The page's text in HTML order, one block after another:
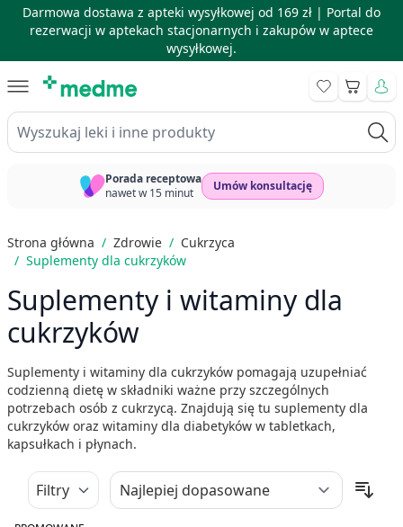
Darmowa dostawa z apteki wysyłkowej od 169 zł | Portal do
rezerwacji w aptekach stacjonarnych i zakupów w aptece
wysyłkowej.
Wyszukaj leki i inne produkty
Koszyk
Porada receptowa
nawet w 15 minut
Umów konsultację
Strona główna / Zdrowie / Cukrzyca
/ Suplementy dla cukrzyków
Suplementy i witaminy dla
cukrzyków
Suplementy i witaminy dla cukrzyków pomagają uzupełniać
codzienną dietę w składniki ważne przy szczególnych
potrzebach osób z cukrzycą. Znajdują się tu suplementy dla
cukrzyków oraz witaminy dla diabetyków w tabletkach,
kapsułkach i płynach.
Filtry